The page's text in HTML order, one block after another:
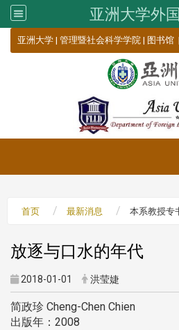
亚洲大学外
亚洲大学 | 管理暨社会科学学院 | 图书馆 |
首页 最新消息 本系教授专
放逐与口水的年代
2018-01-01 洪莹婕
简政珍 Cheng-Chen Chien
出版年：2008